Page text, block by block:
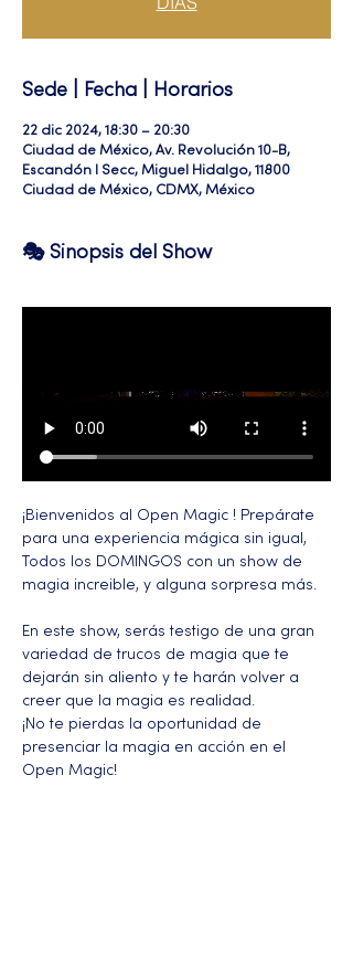
Sede | Fecha | Horarios
22 dic 2024, 18:30 – 20:30
Ciudad de México, Av. Revolución 10-B,
Escandón I Secc, Miguel Hidalgo, 11800
Ciudad de México, CDMX, México
🎭 Sinopsis del Show
¡Bienvenidos al Open Magic ! Prepárate
para una experiencia mágica sin igual,
Todos los DOMINGOS con un show de
magia increible, y alguna sorpresa más.
En este show, serás testigo de una gran
variedad de trucos de magia que te
dejarán sin aliento y te harán volver a
creer que la magia es realidad.
¡No te pierdas la oportunidad de
presenciar la magia en acción en el
Open Magic!